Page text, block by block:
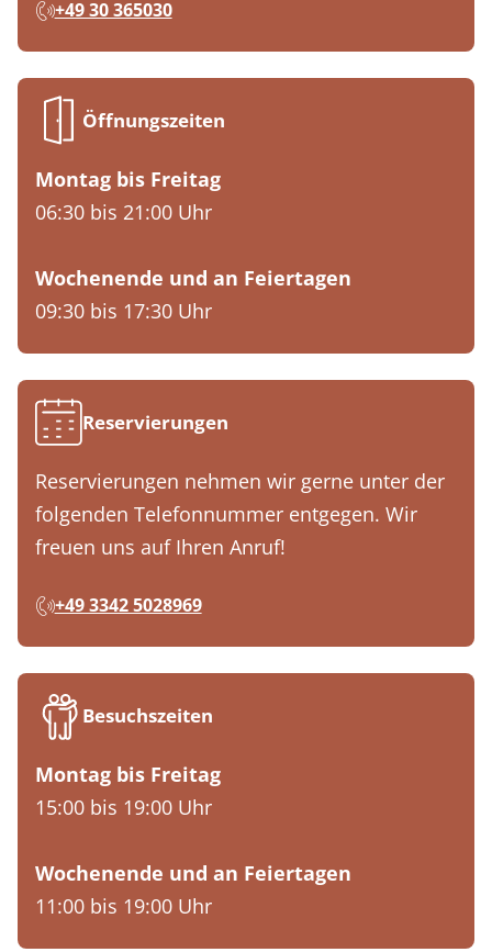
+49 30 365030
Öffnungszeiten
Montag bis Freitag
06:30 bis 21:00 Uhr
Wochenende und an Feiertagen
09:30 bis 17:30 Uhr
Reservierungen
Reservierungen nehmen wir gerne unter der
folgenden Telefonnummer entgegen. Wir
freuen uns auf Ihren Anruf!
+49 3342 5028969
Besuchszeiten
Montag bis Freitag
15:00 bis 19:00 Uhr
Wochenende und an Feiertagen
11:00 bis 19:00 Uhr